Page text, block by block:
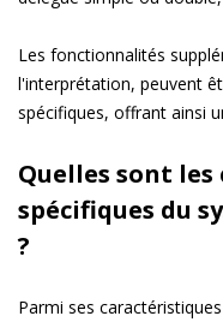
Les fonctionnalités
l'interprétation, peuvent
spécifiques, offrant ainsi
Quelles sont
spécifiques du
?
Parmi ses